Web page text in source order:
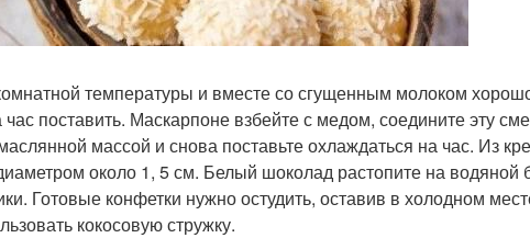
температуры и вместе со сгущенным молоком
поставить. Маскарпоне взбейте с медом, соедините эту
массой и снова поставьте охлаждаться на час. Из
около 1, 5 см. Белый шоколад растопите на водяной
Готовые конфетки нужно остудить, оставив в холодном
кокосовую стружку.